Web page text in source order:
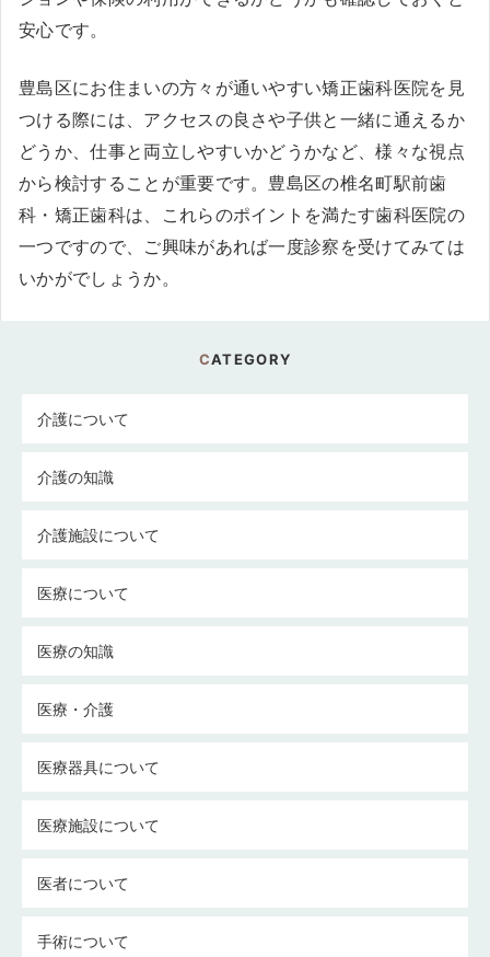
安心です。
豊島区にお住まいの方々が通いやすい矯正歯科医院を見
つける際には、アクセスの良さや子供と一緒に通えるか
どうか、仕事と両立しやすいかどうかなど、様々な視点
から検討することが重要です。豊島区の椎名町駅前歯
科・矯正歯科は、これらのポイントを満たす歯科医院の
一つですので、ご興味があれば一度診察を受けてみては
いかがでしょうか。
CATEGORY
介護について
介護の知識
介護施設について
医療について
医療の知識
医療・介護
医療器具について
医療施設について
医者について
手術について